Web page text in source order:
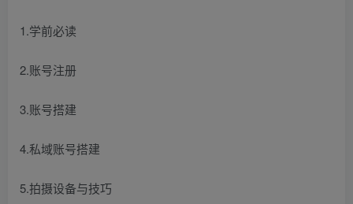
1.学前必读
2.账号注册
3.账号搭建
4.私域账号搭建
5.拍摄设备与技巧